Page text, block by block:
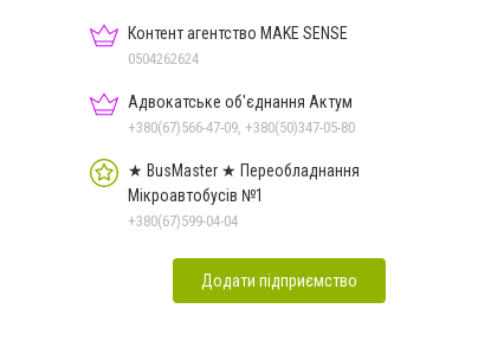
Контент агентство MAKE SENSE
0504262624
Адвокатське об'єднання Актум
+380(67)566-47-09, +380(50)347-05-80
★ BusMaster ★ Переобладнання
Мікроавтобусів №1
+380(67)599-04-04
Додати підприємство